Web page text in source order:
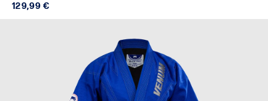
Normaler
129,99 €